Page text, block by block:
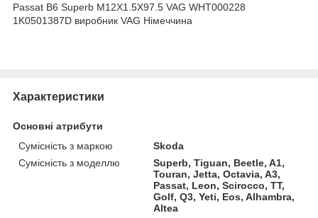
Passat B6 Superb M12X1.5X97.5 VAG WHT000228
1K0501387D виробник VAG Німеччина
Характеристики
Основні атрибути
Сумісність з маркою
Skoda
Сумісність з моделлю
Superb, Tiguan, Beetle, A1,
Touran, Jetta, Octavia, A3,
Passat, Leon, Scirocco, TT,
Golf, Q3, Yeti, Eos, Alhambra,
Altea